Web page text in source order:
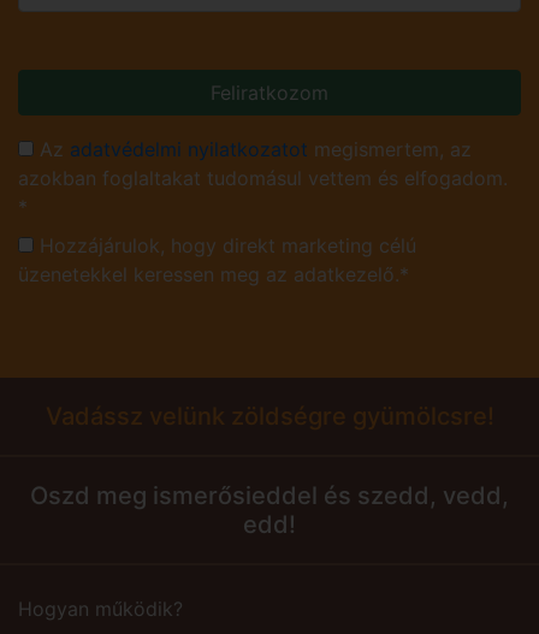
Feliratkozom
Az adatvédelmi nyilatkozatot megismertem, az
azokban foglaltakat tudomásul vettem és elfogadom.
*
Hozzájárulok, hogy direkt marketing célú
üzenetekkel keressen meg az adatkezelő.*
Vadássz velünk zöldségre gyümölcsre!
Oszd meg ismerősieddel és szedd, vedd,
edd!
Hogyan működik?